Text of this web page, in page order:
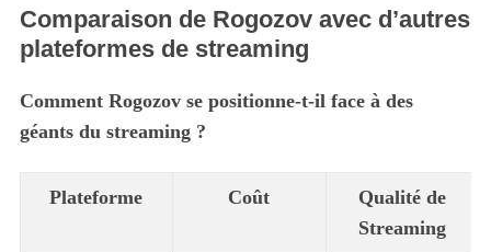
Comparaison de Rogozov avec d’autres
plateformes de streaming
Comment Rogozov se positionne-t-il face à des
géants du streaming ?
Plateforme Coût
Qualité de
Streaming